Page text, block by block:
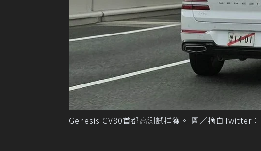
Genesis GV80首都高測試捕獲。 圖／摘自Twitter